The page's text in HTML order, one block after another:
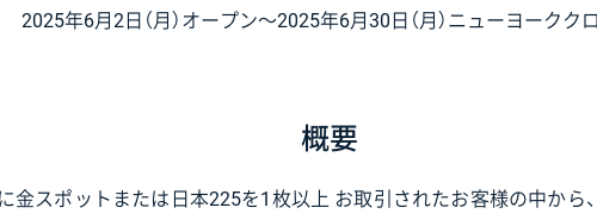
2025年6月2日（月）オープン〜2025年6月30日（月）ニューヨークク
概要
金スポットまたは日本225を1枚以上 お取引されたお客様の中から